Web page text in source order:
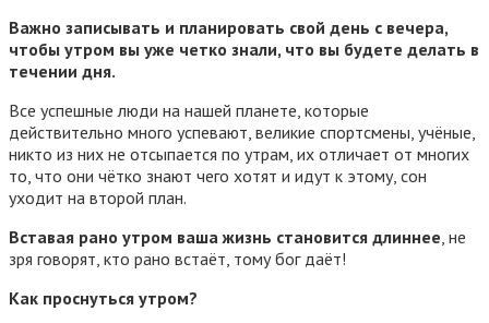
Важно записывать и планировать свой день с вечера,
чтобы утром вы уже четко знали, что вы будете делать в
течении дня.
Все успешные люди на нашей планете, которые
действительно много успевают, великие спортсмены, учёные,
никто из них не отсыпается по утрам, их отличает от многих
то, что они чётко знают чего хотят и идут к этому, сон
уходит на второй план.
Вставая рано утром ваша жизнь становится длиннее , не
зря говорят, кто рано встаёт, тому бог даёт!
Как проснуться утром?